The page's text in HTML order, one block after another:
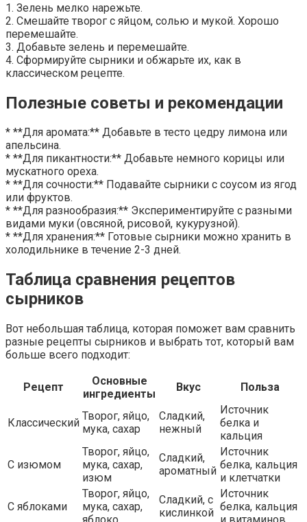
1. Зелень мелко нарежьте.
2. Смешайте творог с яйцом, солью и мукой. Хорошо
перемешайте.
3. Добавьте зелень и перемешайте.
4. Сформируйте сырники и обжарьте их, как в
классическом рецепте.
Полезные советы и рекомендации
* **Для аромата:** Добавьте в тесто цедру лимона или
апельсина.
* **Для пикантности:** Добавьте немного корицы или
мускатного ореха.
* **Для сочности:** Подавайте сырники с соусом из ягод
или фруктов.
* **Для разнообразия:** Экспериментируйте с разными
видами муки (овсяной, рисовой, кукурузной).
* **Для хранения:** Готовые сырники можно хранить в
холодильнике в течение 2-3 дней.
Таблица сравнения рецептов
сырников
Вот небольшая таблица, которая поможет вам сравнить
разные рецепты сырников и выбрать тот, который вам
больше всего подходит:
Рецепт
Основные
ингредиенты
Вкус Польза
Классический
Творог, яйцо,
мука, сахар
Сладкий,
нежный
Источник
белка и
кальция
С изюмом
Творог, яйцо,
мука, сахар,
изюм
Сладкий,
ароматный
Источник
белка, кальция
и клетчатки
С яблоками
Творог, яйцо,
мука, сахар,
Сладкий, с
кислинкой
Источник
белка, кальция